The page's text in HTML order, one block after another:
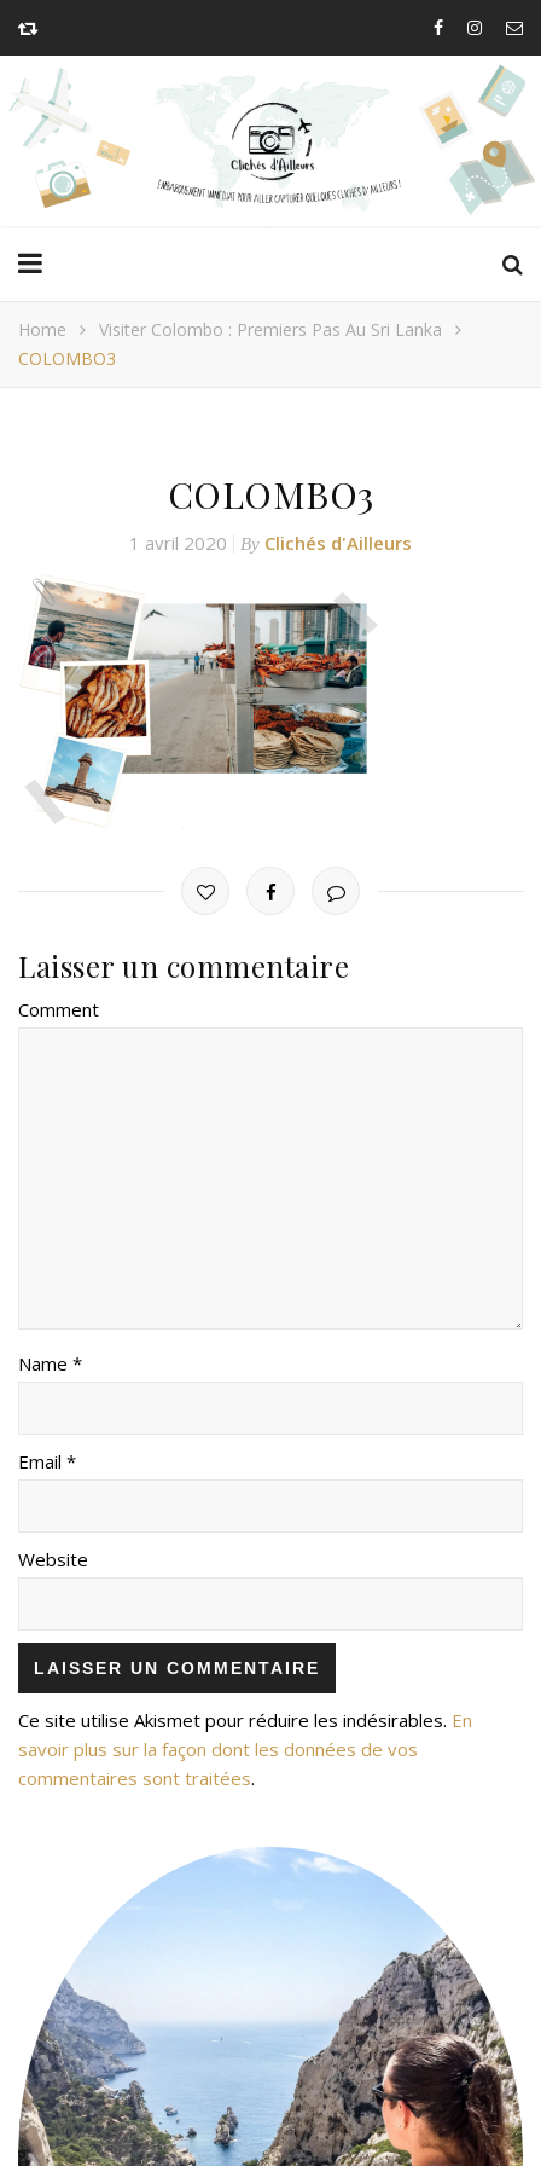
Home
Visiter Colombo : Premiers Pas Au Sri Lanka
COLOMBO3
COLOMBO3
1 avril 2020 By Clichés d'Ailleurs
Laisser un commentaire
Comment
Name *
Email *
Website
Ce site utilise Akismet pour réduire les indésirables. En
savoir plus sur la façon dont les données de vos
commentaires sont traitées.